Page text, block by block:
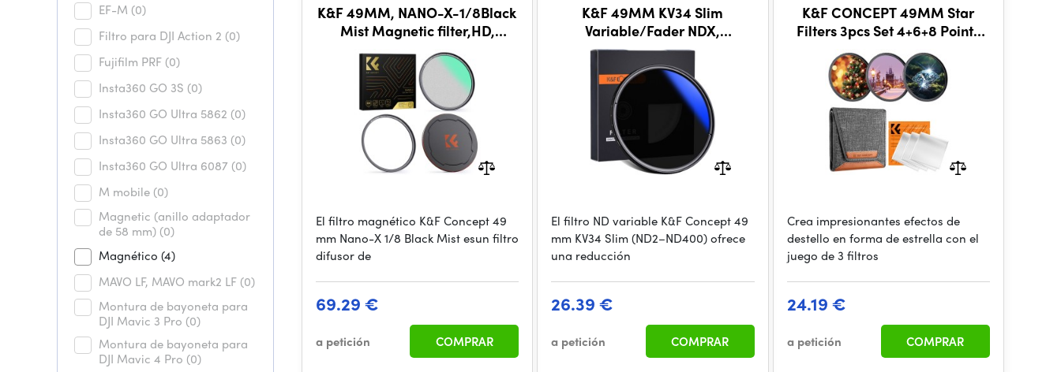
EF-M (0)
Filtro para DJI Action 2 (0)
Fujifilm PRF (0)
Insta360 GO 3S (0)
Insta360 GO Ultra 5862 (0)
Insta360 GO Ultra 5863 (0)
Insta360 GO Ultra 6087 (0)
M mobile (0)
Magnetic (anillo adaptador
de 58 mm) (0)
Magnético (4)
MAVO LF, MAVO mark2 LF (0)
Montura de bayoneta para
DJI Mavic 3 Pro (0)
Montura de bayoneta para
DJI Mavic 4 Pro (0)
K&F 49MM, NANO-X-1/8Black
Mist Magnetic filter,HD,
Waterproof, Anti Scratch,
Green Coated
El filtro magnético K&F Concept 49
mm Nano-X 1/8 Black Mist esun filtro
difusor de
69.29 €
a petición COMPRAR
K&F 49MM KV34 Slim
Variable/Fader NDX,
ND2~ND400, Blue Coated
El filtro ND variable K&F Concept 49
mm KV34 Slim (ND2–ND400) ofrece
una reducción
26.39 €
a petición COMPRAR
K&F CONCEPT 49MM Star
Filters 3pcs Set 4+6+8 Points
Cross Screen Starburst Filter
Special Effect Cam
Crea impresionantes efectos de
destello en forma de estrella con el
juego de 3 filtros
24.19 €
a petición COMPRAR